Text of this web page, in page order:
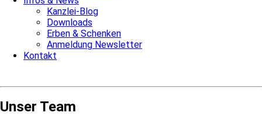
Kanzlei-Blog
Downloads
Erben & Schenken
Anmeldung Newsletter
Kontakt
Unser Team